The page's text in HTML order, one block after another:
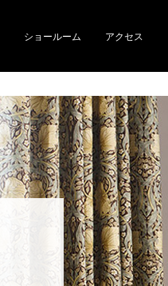
ショールーム アクセス